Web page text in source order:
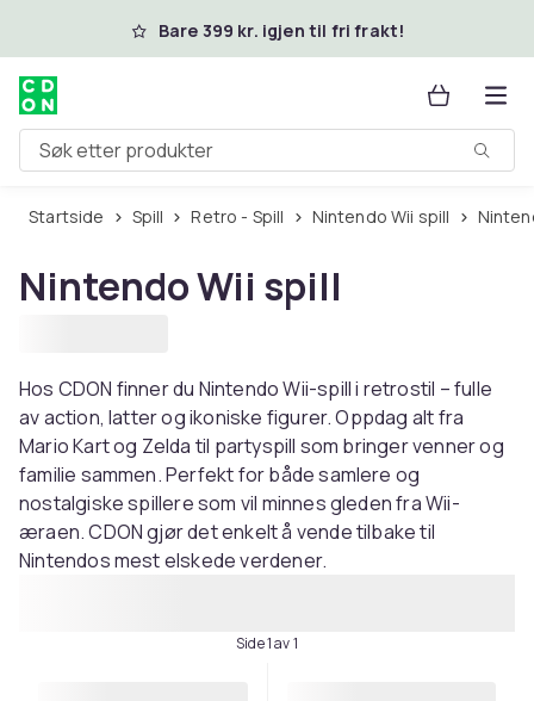
Hopp til hovedinnholdBare 399 kr. igjen til fri frakt!
Søk etter produkter
Startside Spill Retro - Spill Nintendo Wii spill
Nintendo Wii spill
Hos CDON finner du Nintendo Wii-spill i retrostil – fulle
av action, latter og ikoniske figurer. Oppdag alt fra
Mario Kart og Zelda til partyspill som bringer venner og
familie sammen. Perfekt for både samlere og
nostalgiske spillere som vil minnes gleden fra Wii-
æraen. CDON gjør det enkelt å vende tilbake til
Nintendos mest elskede verdener.
Side 1 av 1